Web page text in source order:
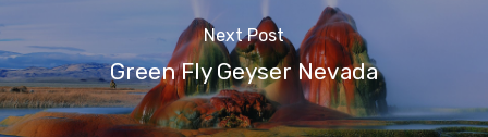
Next Post
Green Fly Geyser Nevada